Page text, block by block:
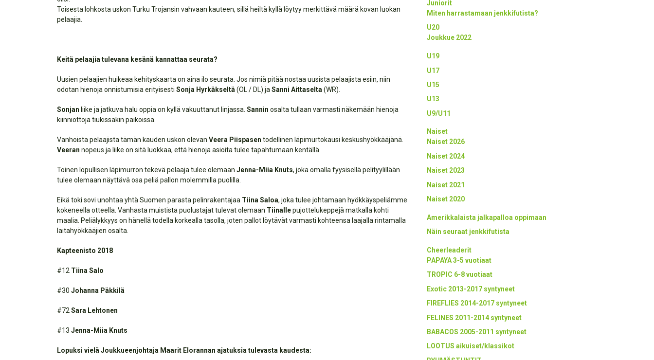
Toisesta lohkosta uskon Turku Trojansin vahvaan kauteen, sillä heiltä kyllä löytyy merkittävä määrä kovan luokan
pelaajia.
Keitä pelaajia tulevana kesänä kannattaa seurata?
Uusien pelaajien huikeaa kehityskaarta on aina ilo seurata. Jos nimiä pitää nostaa uusista pelaajista esiin, niin
odotan hienoja onnistumisia erityisesti Sonja Hyrkäkseltä (OL / DL) ja Sanni Aittaselta (WR).
Sonjan liike ja jatkuva halu oppia on kyllä vakuuttanut linjassa. Sannin osalta tullaan varmasti näkemään hienoja
kiinniottoja tiukissakin paikoissa.
Vanhoista pelaajista tämän kauden uskon olevan Veera Piispasen todellinen läpimurtokausi keskushyökkääjänä.
Veeran nopeus ja liike on sitä luokkaa, että hienoja asioita tulee tapahtumaan kentällä.
Toinen lopullisen läpimurron tekevä pelaaja tulee olemaan Jenna-Miia Knuts, joka omalla fyysisellä pelityylillään
tulee olemaan näyttävä osa peliä pallon molemmilla puolilla.
Eikä toki sovi unohtaa yhtä Suomen parasta pelinrakentajaa Tiina Saloa, joka tulee johtamaan hyökkäyspeliämme
kokeneella otteella. Vanhasta muistista puolustajat tulevat olemaan Tiinallepujottelukeppejä matkalla kohti
maalia. Peliälykkyys on hänellä todella korkealla tasolla, joten pallot löytävät varmasti kohteensa laajalla rintamalla
laitahyökkääjien osalta.
Kapteenisto 2018
#12 Tiina Salo
#30 Johanna Päkkilä
#72 Sara Lehtonen
#13 Jenna-Miia Knuts
Lopuksi vielä Joukkueenjohtaja Maarit Elorannan ajatuksia tulevasta kaudesta:
Juniorit
Miten harrastamaan jenkkifutista?
U20
Joukkue 2022
U19
U17
U15
U13
U9/U11
Naiset
Naiset 2026
Naiset 2024
Naiset 2023
Naiset 2021
Naiset 2020
Amerikkalaista jalkapalloa oppimaan
Näin seuraat jenkkifutista
Cheerleaderit
PAPAYA 3-5 vuotiaat
TROPIC 6-8 vuotiaat
Exotic 2013-2017 syntyneet
FIREFLIES 2014-2017 syntyneet
FELINES 2011-2014 syntyneet
BABACOS 2005-2011 syntyneet
LOOTUS aikuiset/klassikot